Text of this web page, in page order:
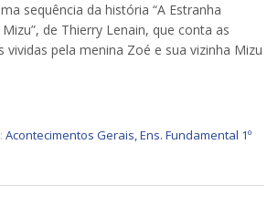
sequência da história “A Estranha
de Thierry Lenain, que conta as
vividas pela menina Zoé e sua vizinha Mizu
Acontecimentos Gerais,Ens. Fundamental 1º